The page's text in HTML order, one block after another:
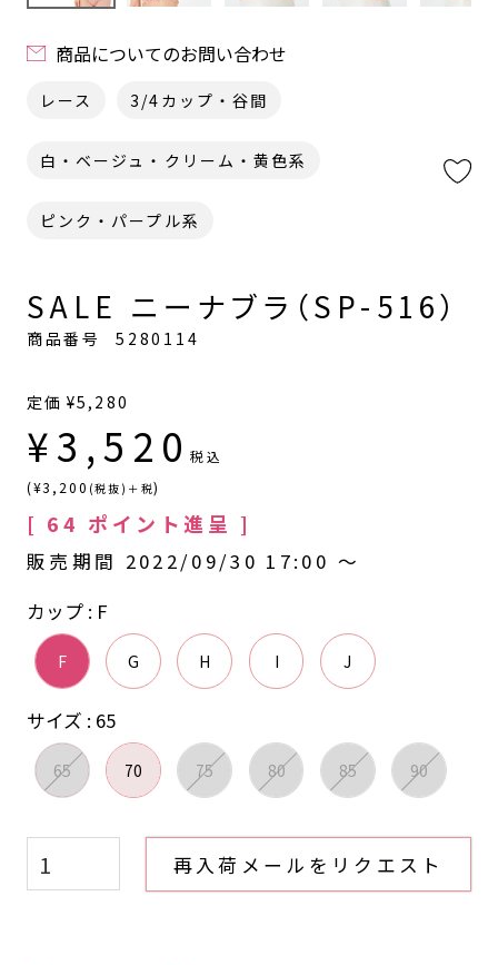
商品についてのお問い合わせ
レース 3/4カップ・谷間
白・ベージュ・クリーム・黄色系
ピンク・パープル系
SALE ニーナブラ（SP-516）
商品番号 5280114
定価 ¥5,280
¥3,520 税込
(¥3,200 (税抜)＋税)
[ 64 ポイント進呈 ]
販売期間 2022/09/30 17:00 〜
サイズ 65
65 70 75 80 85 90
カップ F
F G H I J
再入荷メールをリクエスト